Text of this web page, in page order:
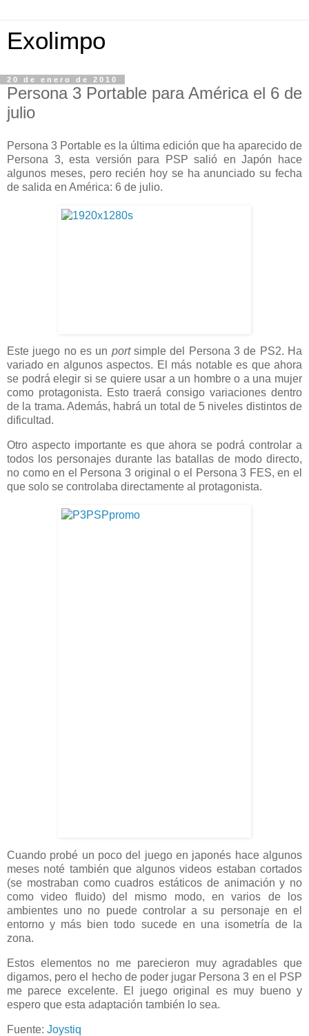
Exolimpo
20 de enero de 2010
Persona 3 Portable para América el 6 de
julio
Persona 3 Portable es la última edición que ha aparecido de
Persona 3, esta versión para PSP salió en Japón hace
algunos meses, pero recién hoy se ha anunciado su fecha
de salida en América: 6 de julio.
Este juego no es un portsimple del Persona 3 de PS2. Ha
variado en algunos aspectos. El más notable es que ahora
se podrá elegir si se quiere usar a un hombre o a una mujer
como protagonista. Esto traerá consigo variaciones dentro
de la trama. Además, habrá un total de 5 niveles distintos de
dificultad.
Otro aspecto importante es que ahora se podrá controlar a
todos los personajes durante las batallas de modo directo,
no como en el Persona 3 original o el Persona 3 FES, en el
que solo se controlaba directamente al protagonista.
Cuando probé un poco del juego en japonés hace algunos
meses noté también que algunos videos estaban cortados
(se mostraban como cuadros estáticos de animación y no
como video fluido) del mismo modo, en varios de los
ambientes uno no puede controlar a su personaje en el
entorno y más bien todo sucede en una isometría de la
zona.
Estos elementos no me parecieron muy agradables que
digamos, pero el hecho de poder jugar Persona 3 en el PSP
me parece excelente. El juego original es muy bueno y
espero que esta adaptación también lo sea.
Fuente: Joystiq